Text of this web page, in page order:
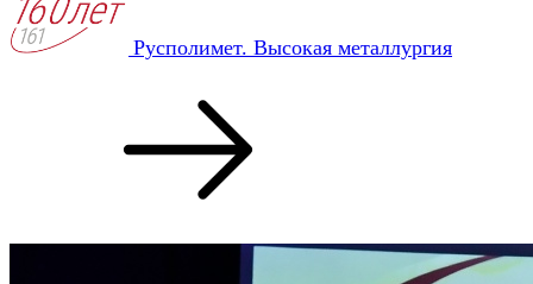
Русполимет. Высокая металлургия